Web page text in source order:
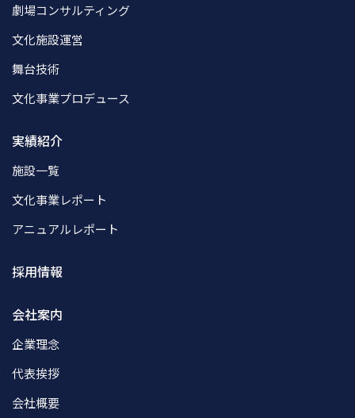
劇場コンサルティング
文化施設運営
舞台技術
文化事業プロデュース
実績紹介
施設一覧
文化事業レポート
アニュアルレポート
採用情報
会社案内
企業理念
代表挨拶
会社概要